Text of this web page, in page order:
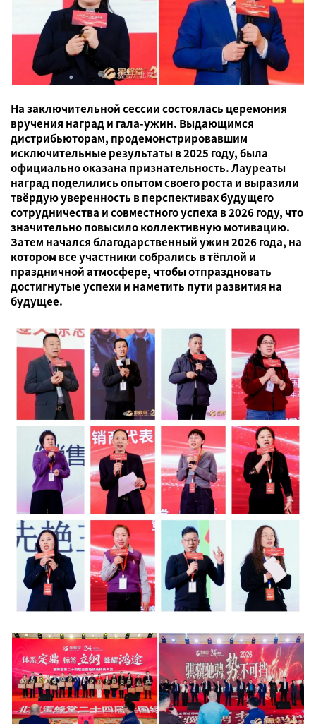
На заключительной сессии состоялась церемония
вручения наград и гала-ужин. Выдающимся
дистрибьюторам, продемонстрировавшим
исключительные результаты в 2025 году, была
официально оказана признательность. Лауреаты
наград поделились опытом своего роста и выразили
твёрдую уверенность в перспективах будущего
сотрудничества и совместного успеха в 2026 году, что
значительно повысило коллективную мотивацию.
Затем начался благодарственный ужин 2026 года, на
котором все участники собрались в тёплой и
праздничной атмосфере, чтобы отпраздновать
достигнутые успехи и наметить пути развития на
будущее.